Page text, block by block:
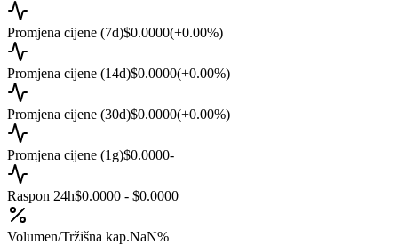
Promjena cijene (7d)$0.0000(+0.00%)
Promjena cijene (14d)$0.0000(+0.00%)
Promjena cijene (30d)$0.0000(+0.00%)
Promjena cijene (1g)$0.0000-
Raspon 24h$0.0000 - $0.0000
Volumen/Tržišna kap.NaN%